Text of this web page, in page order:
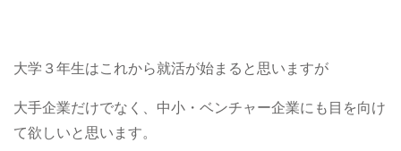
大学３年生はこれから就活が始まると思いますが
大手企業だけでなく、中小・ベンチャー企業にも目を向け
て欲しいと思います。